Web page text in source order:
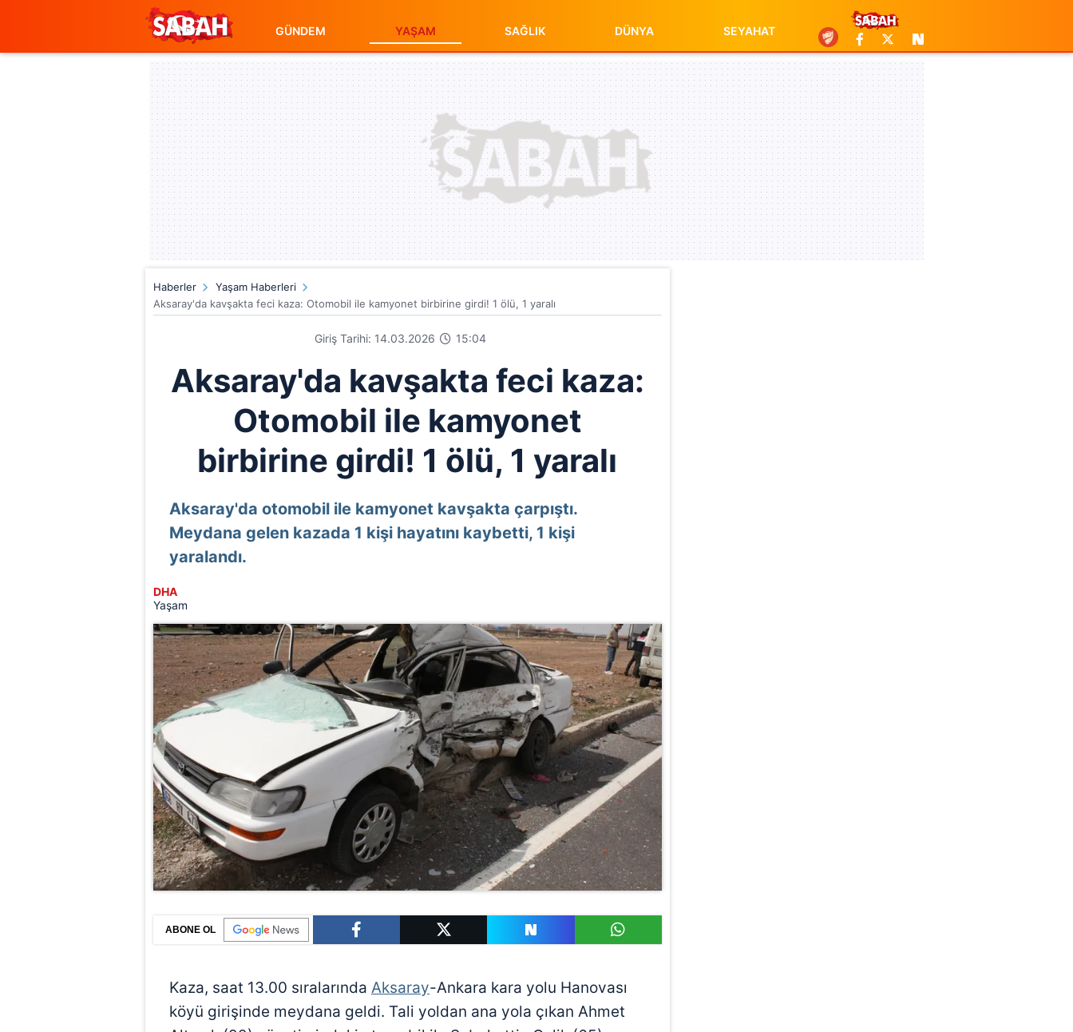
GÜNDEM YAŞAM SAĞLIK DÜNYA SEYAHAT
Haberler
Yaşam Haberleri
Aksaray'da kavşakta feci kaza: Otomobil ile kamyonet birbirine girdi! 1 ölü, 1 yaralı
Giriş Tarihi: 14.03.2026 15:04
Aksaray'da kavşakta feci kaza:
Otomobil ile kamyonet
birbirine girdi! 1 ölü, 1 yaralı
Aksaray'da otomobil ile kamyonet kavşakta çarpıştı.
Meydana gelen kazada 1 kişi hayatını kaybetti, 1 kişi
yaralandı.
DHA
Yaşam
ABONE OL
Kaza, saat 13.00 sıralarında Aksaray-Ankara kara yolu Hanovası
köyü girişinde meydana geldi. Tali yoldan ana yola çıkan Ahmet